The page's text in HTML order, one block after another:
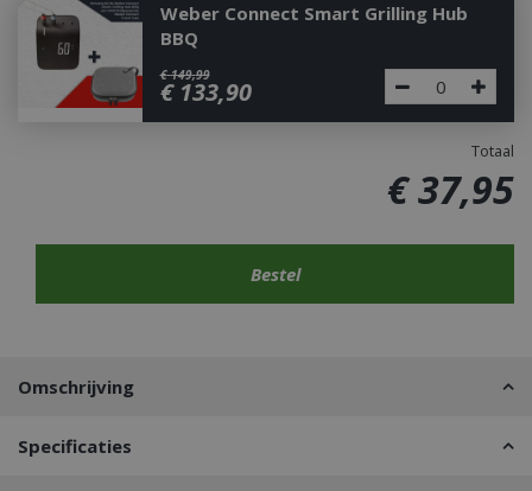
Weber Connect Smart Grilling Hub
BBQ
€ 149,99
€ 133,90
Totaal
€37,95
Omschrijving
Specificaties